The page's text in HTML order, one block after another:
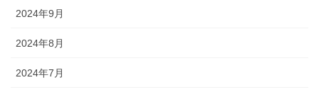
2024年9月
2024年8月
2024年7月